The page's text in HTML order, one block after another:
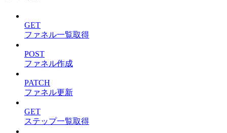
GET
ファネル一覧取得
POST
ファネル作成
PATCH
ファネル更新
GET
ステップ一覧取得